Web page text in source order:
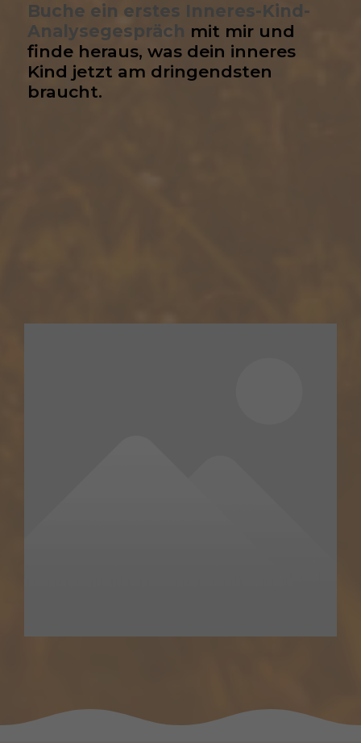
Buche ein erstes Inneres-Kind-
Analysegespräch mit mir und
finde heraus, was dein inneres
Kind jetzt am dringendsten
braucht.